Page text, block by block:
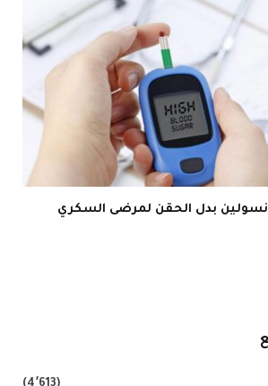
بدل الحقن لمرضى السكري